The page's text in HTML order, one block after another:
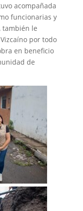
acompañada
funcionarias y
también le
por todo
en beneficio
de